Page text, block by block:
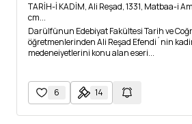
TARİH-İ KADİM, Ali Reşad, 1331, Matbaa-i
cm...
Darülfünun Edebiyat Fakültesi Tarih ve
öğretmenlerinden Ali Reşad Efendi´nin
medeneiyetlerini konu alan eseri...
6 14